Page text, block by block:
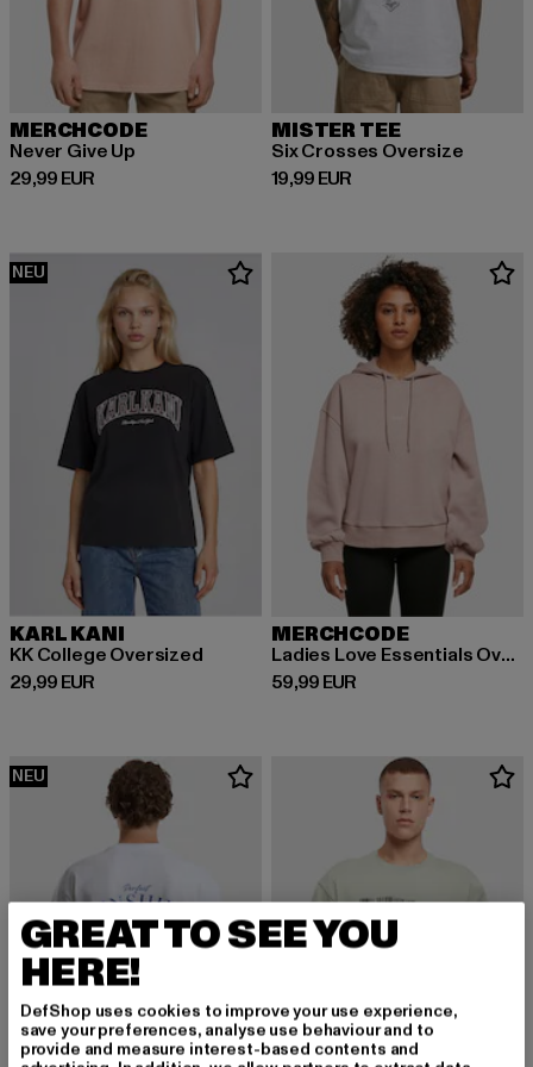
MERCHCODE
Never Give Up
29,99 EUR
Derzeitiger Preis: 29,99 EUR
MISTER TEE
Six Crosses Oversize
19,99 EUR
Derzeitiger Preis: 19,99 EUR
NEU
KARL KANI
KK College Oversized
29,99 EUR
Derzeitiger Preis: 29,99 EUR
MERCHCODE
Ladies Love Essentials Oversized Hoody
59,99 EUR
Derzeitiger Preis: 59,99 EUR
NEU
GREAT TO SEE YOU
HERE!
DefShop uses cookies to improve your use experience,
save your preferences, analyse use behaviour and to
provide and measure interest-based contents and